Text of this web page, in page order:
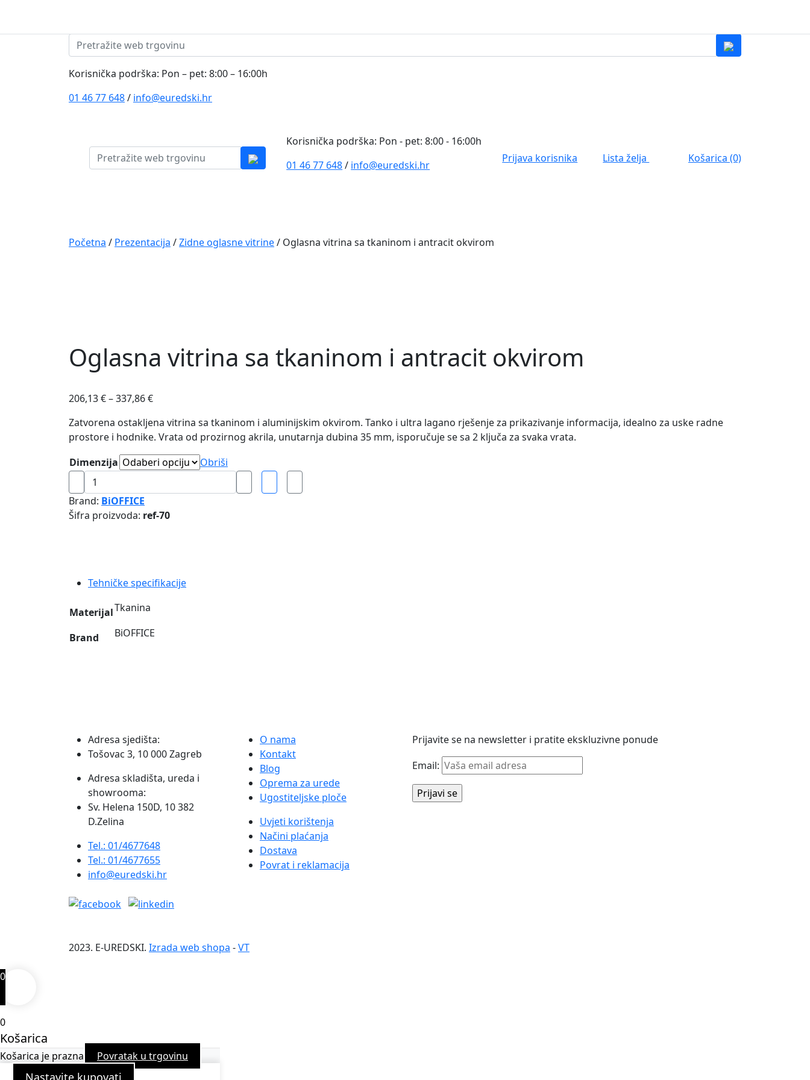
Pretraži:
Korisnička podrška: Pon – pet: 8:00 – 16:00h
01 46 77 648/ info@euredski.hr
Pretraži:
Korisnička podrška: Pon - pet: 8:00 - 16:00h
01 46 77 648/ info@euredski.hr
Prijava korisnika Lista želja Košarica (0)
Navigation
Početna / Prezentacija /Zidne oglasne vitrine/ Oglasna vitrina sa tkaninom i antracit okvirom
Oglasna vitrina sa tkaninom i antracit okvirom
206,13€–337,86€
Zatvorena ostakljena vitrina sa tkaninom i aluminijskim okvirom. Tanko i ultra lagano rješenje za prikazivanje informacija, idealno za uske radne
prostore i hodnike. Vrata od prozirnog akrila, unutarnja dubina 35 mm, isporučuje se sa 2 ključa za svaka vrata.
Dimenzija
Obriši
Oglasna
vitrina
sa
tkaninom
količina
Brand: BiOFFICE
Šifra proizvoda: ref-70
Tehničke specifikacije
MaterijalTkanina
Brand BiOFFICE
Adresa sjedišta:
Tošovac 3, 10 000 Zagreb
Adresa skladišta, ureda i
showrooma:
Sv. Helena 150D, 10 382
D.Zelina
Tel.: 01/4677648
Tel.: 01/4677655
info@euredski.hr
O nama
Kontakt
Blog
Oprema za urede
Ugostiteljske ploče
Uvjeti korištenja
Načini plaćanja
Dostava
Povrat i reklamacija
Prijavite se na newsletter i pratite ekskluzivne ponude
Email:
2023. E-UREDSKI. Izrada web shopa -VT
0
0
Košarica
Košarica je prazna Povratak u trgovinu